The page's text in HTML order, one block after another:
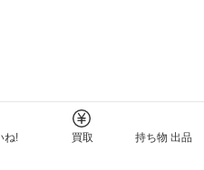
ね! 買取 持ち物 出品